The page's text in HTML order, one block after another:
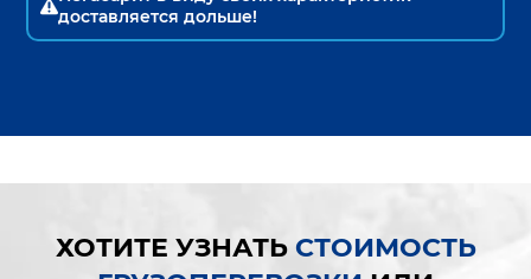
доставляется дольше!
ХОТИТЕ УЗНАТЬ СТОИМОСТЬ